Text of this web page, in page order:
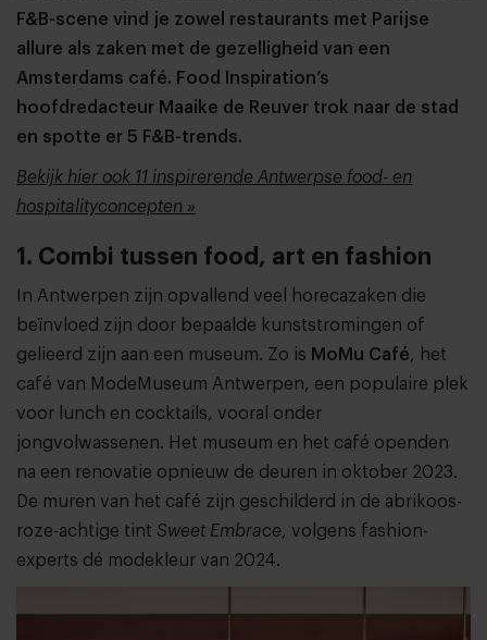
F&B-scene vind je zowel restaurants met Parijse
allure als zaken met de gezelligheid van een
Amsterdams café. Food Inspiration’s
hoofdredacteur Maaike de Reuver trok naar de stad
en spotte er 5 F&B-trends.
Bekijk hier ook 11 inspirerende Antwerpse food- en
hospitalityconcepten »
1. Combi tussen food, art en fashion
In Antwerpen zijn opvallend veel horecazaken die
beïnvloed zijn door bepaalde kunststromingen of
gelieerd zijn aan een museum. Zo is MoMu Café, het
café van ModeMuseum Antwerpen, een populaire plek
voor lunch en cocktails, vooral onder
jongvolwassenen. Het museum en het café openden
na een renovatie opnieuw de deuren in oktober 2023.
De muren van het café zijn geschilderd in de abrikoos-
roze-achtige tint Sweet Embrace, volgens fashion-
experts dé modekleur van 2024.